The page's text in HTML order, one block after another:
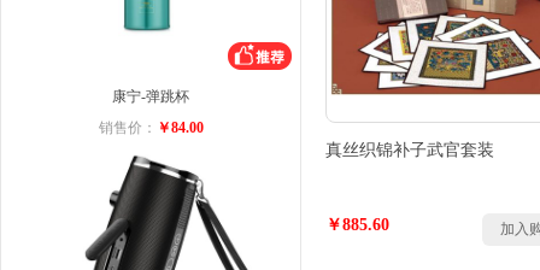
康宁-弹跳杯
销售价： ￥84.00
真丝织锦补子武官套装
￥885.60 加入